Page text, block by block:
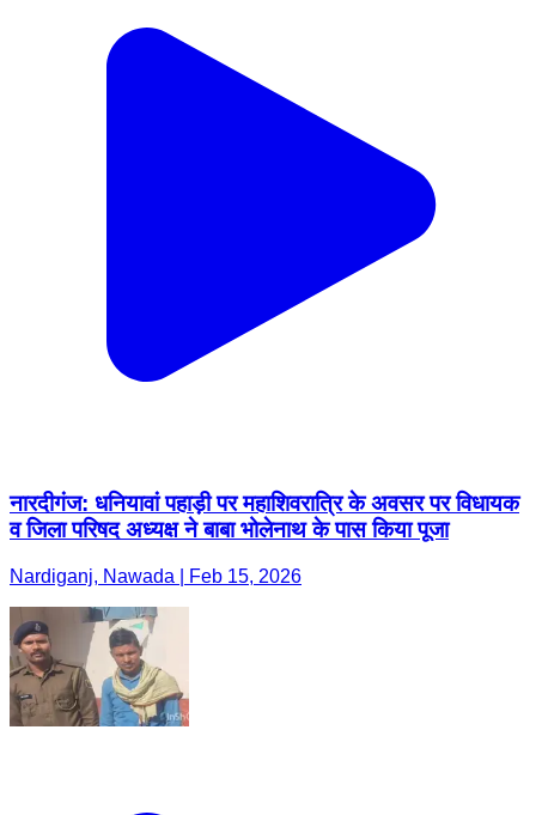
नारदीगंज: धनियावां पहाड़ी पर महाशिवरात्रि के अवसर पर विधायक
व जिला परिषद अध्यक्ष ने बाबा भोलेनाथ के पास किया पूजा
Nardiganj, Nawada | Feb 15, 2026